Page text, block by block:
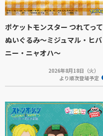
ポケットモンスター つれてって
ぬいぐるみ～ミジュマル・ヒバ
ニー・ニャオハ～
2026年8月18日（火）
より順次登場予定